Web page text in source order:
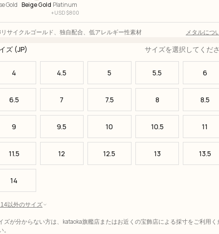
Gold Beige Gold Platinum
+USD $800
リサイクルゴールド 独自配合 低アレルギー性素材 メタルにつ
ズ (JP) サイズを選択してくだ
4 4.5 5 5.5 6
6.5 7 7.5 8 8.5
9 9.5 10 10.5 11
11.5 12 12.5 13 13.5
14
以外のサイズ
ズが分からない方は、kataoka旗艦店またはお近くの宝飾店による採寸をご利用く
。